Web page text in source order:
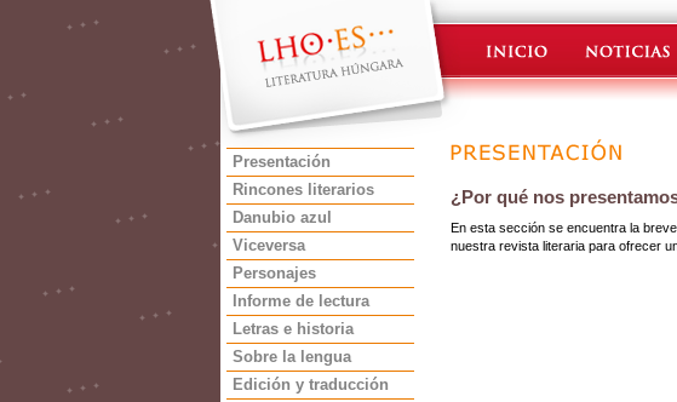
Presentación
Rincones literarios
Danubio azul
Viceversa
Personajes
Informe de lectura
Letras e historia
Sobre la lengua
Edición y traducción
¿Por qué nos
En esta sección se encuentra la
nuestra revista literaria para ofrecer